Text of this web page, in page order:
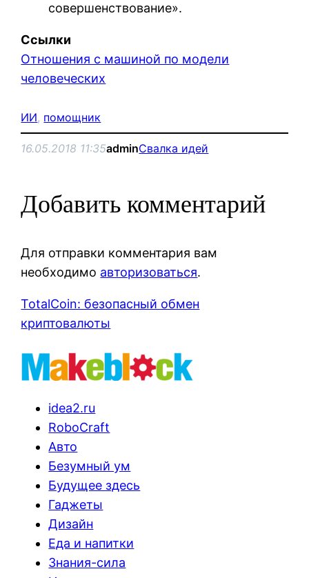
совершенствование».
Ссылки
Отношения с машиной по модели
человеческих
ИИ, помощник
16.05.2018 11:35adminСвалка идей
Добавить комментарий
Для отправки комментария вам
необходимо авторизоваться.
TotalCoin: безопасный обмен
криптовалюты
idea2.ru
RoboCraft
Авто
Безумный ум
Будущее здесь
Гаджеты
Дизайн
Еда и напитки
Знания-сила